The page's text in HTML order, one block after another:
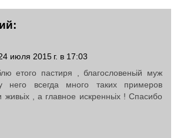
июля 2015 г. в 17:03
етого пастиря , благословеньій муж
всегда много таких примеров
живьіх , а главное искренньіх ! Спасибо